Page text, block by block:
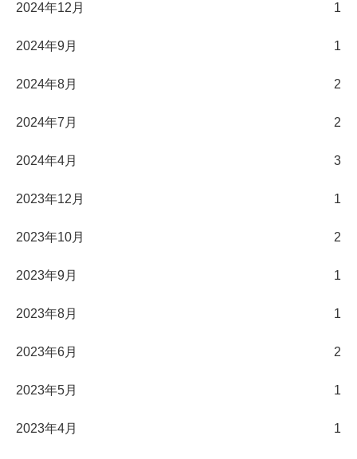
2024年12月 1
2024年9月 1
2024年8月 2
2024年7月 2
2024年4月 3
2023年12月 1
2023年10月 2
2023年9月 1
2023年8月 1
2023年6月 2
2023年5月 1
2023年4月 1